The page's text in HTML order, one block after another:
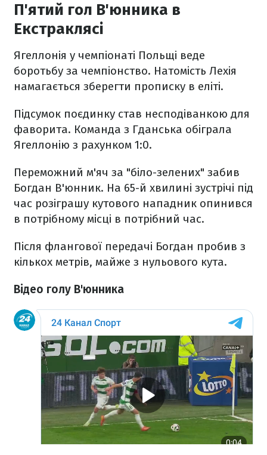
П'ятий гол В'юнника в
Екстраклясі
Ягеллонія у чемпіонаті Польщі веде
боротьбу за чемпіонство. Натомість Лехія
намагається зберегти прописку в еліті.
Підсумок поєдинку став несподіванкою для
фаворита. Команда з Гданська обіграла
Ягеллонію з рахунком 1:0.
Переможний м'яч за "біло-зелених" забив
Богдан В'юнник. На 65-й хвилині зустрічі під
час розіграшу кутового нападник опинився
в потрібному місці в потрібний час.
Після флангової передачі Богдан пробив з
кількох метрів, майже з нульового кута.
Відео голу В'юнника